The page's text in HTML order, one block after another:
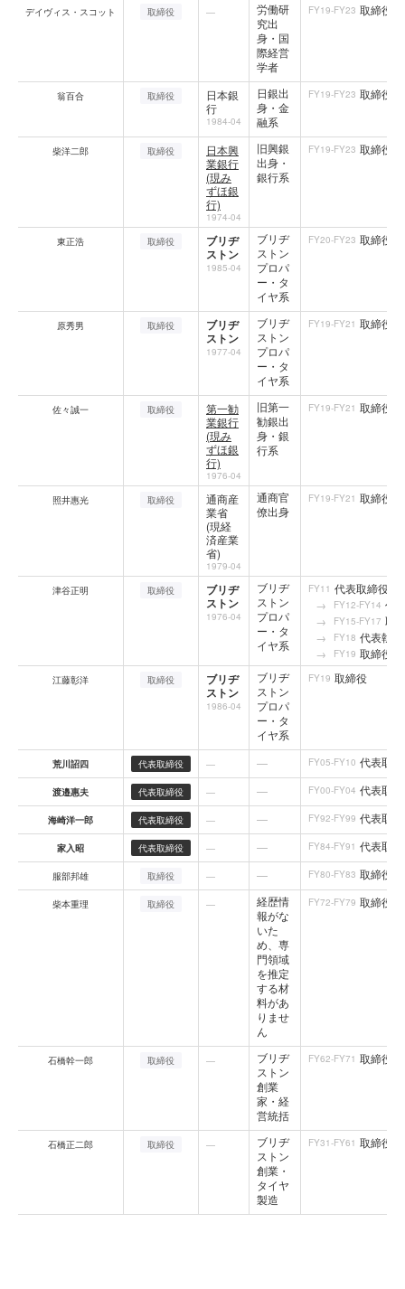
デイヴィス・スコット 取締役 —
労働研
究出
身・国
際経営
学者
FY19-FY23 取締役
翁百合 取締役
日本銀
行
1984-04
日銀出
身・金
融系
FY19-FY23 取締役
柴洋二郎 取締役
日本興
業銀行
(現み
ずほ銀
行)
1974-04
旧興銀
出身・
銀行系
FY19-FY23 取締役
東正浩 取締役
ブリヂ
ストン
1985-04
ブリヂ
ストン
プロパ
ー・タ
イヤ系
FY20-FY23 取締役
原秀男 取締役
ブリヂ
ストン
1977-04
ブリヂ
ストン
プロパ
ー・タ
イヤ系
FY19-FY21 取締役
佐々誠一 取締役
第一勧
業銀行
(現み
ずほ銀
行)
1976-04
旧第一
勧銀出
身・銀
行系
FY19-FY21 取締役
照井惠光 取締役
通商産
業省
(現経
済産業
省)
1979-04
通商官
僚出身
FY19-FY21 取締役
津谷正明 取締役
ブリヂ
ストン
1976-04
ブリヂ
ストン
プロパ
ー・タ
イヤ系
FY11 代表取締役
FY12-FY14 代
FY15-FY17 取
FY18 代表執
FY19 取締役
江藤彰洋 取締役
ブリヂ
ストン
1986-04
ブリヂ
ストン
プロパ
ー・タ
イヤ系
FY19 取締役
荒川詔四 代表取締役 — — FY05-FY10 代表取
渡邉惠夫 代表取締役 — — FY00-FY04 代表取
海崎洋一郎 代表取締役 — — FY92-FY99 代表取
家入昭 代表取締役 — — FY84-FY91 代表取
服部邦雄 取締役 — — FY80-FY83 取締役
柴本重理 取締役 —
経歴情
報がな
いた
め、専
門領域
を推定
する材
料があ
りませ
ん
FY72-FY79 取締役
石橋幹一郎 取締役 —
ブリヂ
ストン
創業
家・経
営統括
FY62-FY71 取締役
石橋正二郎 取締役 —
ブリヂ
ストン
創業・
タイヤ
製造
FY31-FY61 取締役